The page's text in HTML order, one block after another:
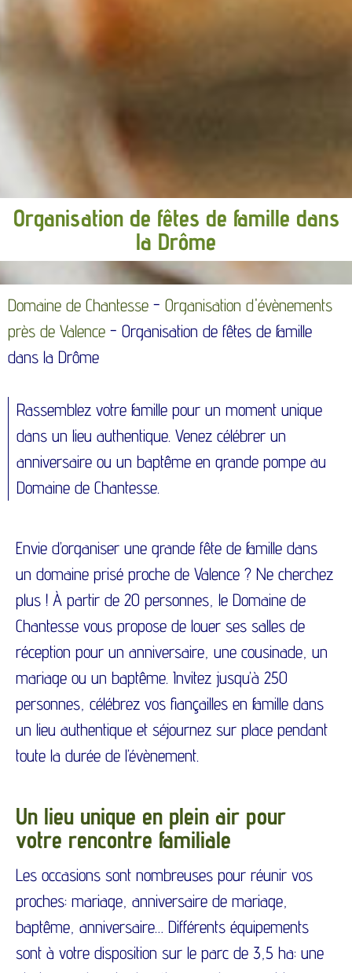
Organisation de fêtes de famille dans
la Drôme
Domaine de Chantesse - Organisation d'évènements
près de Valence - Organisation de fêtes de famille
dans la Drôme
Rassemblez votre famille pour un moment unique
dans un lieu authentique. Venez célébrer un
anniversaire ou un baptême en grande pompe au
Domaine de Chantesse.
Envie d’organiser une grande fête de famille dans
un domaine prisé proche de Valence ? Ne cherchez
plus ! À partir de 20 personnes, le Domaine de
Chantesse vous propose de louer ses salles de
réception pour un anniversaire, une cousinade, un
mariage ou un baptême. Invitez jusqu’à 250
personnes, célébrez vos fiançailles en famille dans
un lieu authentique et séjournez sur place pendant
toute la durée de l’évènement.
Un lieu unique en plein air pour
votre rencontre familiale
Les occasions sont nombreuses pour réunir vos
proches: mariage, anniversaire de mariage,
baptême, anniversaire… Différents équipements
sont à votre disposition sur le parc de 3,5 ha: une